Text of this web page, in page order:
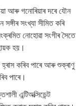
আৰু গনোৰিয়াৰ দৰে যৌন
সংখ্যা সীমিত কৰি
নোহোৱা সংগীৰ সৈতে
হয়।
হ্ৰাস কৰিব পাৰে আৰু শুক্ৰাণু
পাৰে।
এন্টিঅক্সিডেন্ট